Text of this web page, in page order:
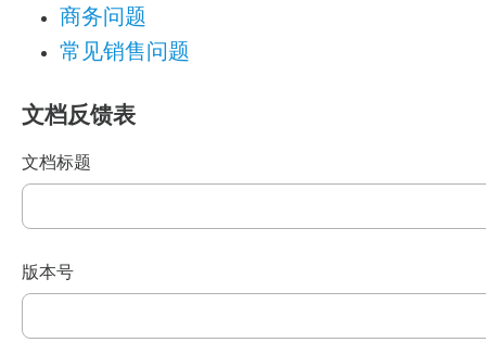
商务问题
常见销售问题
文档反馈表
文档标题
版本号